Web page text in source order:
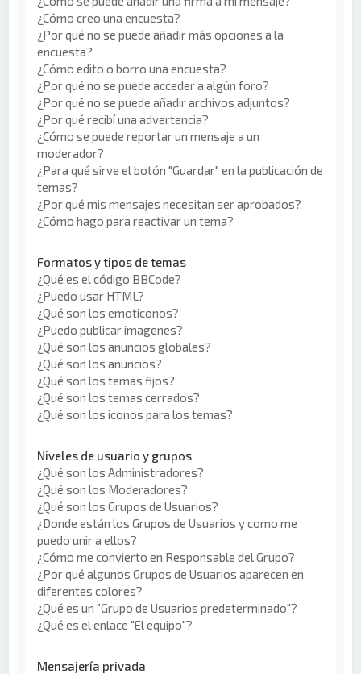
¿Cómo creo una encuesta?
¿Por qué no se puede añadir más opciones a la
encuesta?
¿Cómo edito o borro una encuesta?
¿Por qué no se puede acceder a algún foro?
¿Por qué no se puede añadir archivos adjuntos?
¿Por qué recibí una advertencia?
¿Cómo se puede reportar un mensaje a un
moderador?
¿Para qué sirve el botón "Guardar" en la publicación de
temas?
¿Por qué mis mensajes necesitan ser aprobados?
¿Cómo hago para reactivar un tema?
Formatos y tipos de temas
¿Qué es el código BBCode?
¿Puedo usar HTML?
¿Qué son los emoticonos?
¿Puedo publicar imagenes?
¿Qué son los anuncios globales?
¿Qué son los anuncios?
¿Qué son los temas fijos?
¿Qué son los temas cerrados?
¿Qué son los iconos para los temas?
Niveles de usuario y grupos
¿Qué son los Administradores?
¿Qué son los Moderadores?
¿Qué son los Grupos de Usuarios?
¿Donde están los Grupos de Usuarios y como me
puedo unir a ellos?
¿Cómo me convierto en Responsable del Grupo?
¿Por qué algunos Grupos de Usuarios aparecen en
diferentes colores?
¿Qué es un "Grupo de Usuarios predeterminado"?
¿Qué es el enlace "El equipo"?
Mensajería privada